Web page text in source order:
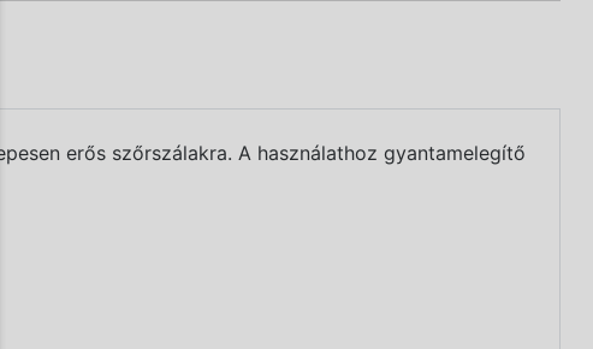
erős szőrszálakra. A használathoz gyantamelegítő